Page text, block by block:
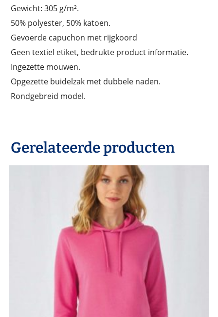
Gewicht: 305 g/m².
50% polyester, 50% katoen.
Gevoerde capuchon met rijgkoord
Geen textiel etiket, bedrukte product informatie.
Ingezette mouwen.
Opgezette buidelzak met dubbele naden.
Rondgebreid model.
Gerelateerde producten